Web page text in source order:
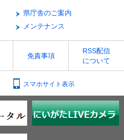
県庁舎のご案内
メンテナンス
免責事項
RSS配信
について
スマホサイト表示